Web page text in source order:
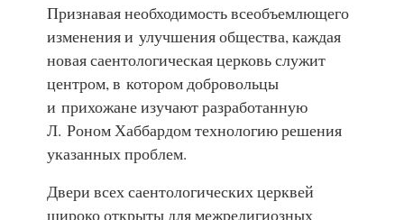
Признавая необходимость всеобъемлющего
изменения и улучшения общества, каждая
новая саентологическая церковь служит
центром, в котором добровольцы
и прихожане изучают разработанную
Л. Роном Хаббардом технологию решения
указанных проблем.
Двери всех саентологических церквей
широко открыты для межрелигиозных